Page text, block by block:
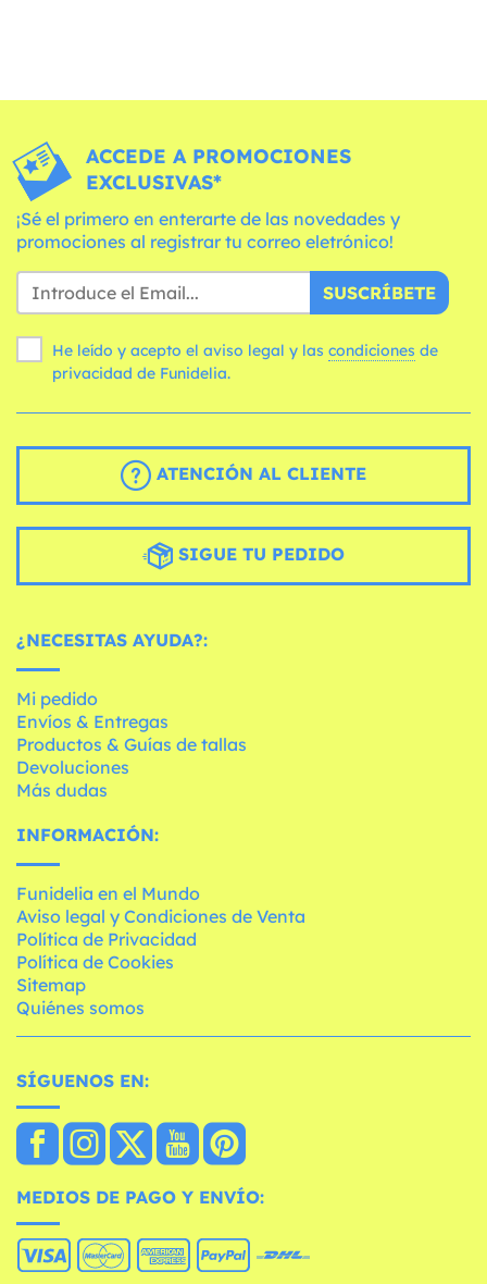
ACCEDE A PROMOCIONES
EXCLUSIVAS*
¡Sé el primero en enterarte de las novedades y
promociones al registrar tu correo eletrónico!
SUSCRÍBETE
He leído y acepto el aviso legal y las condiciones
privacidad de Funidelia.
ATENCIÓN AL CLIENTE
SIGUE TU PEDIDO
¿NECESITAS AYUDA?:
Mi pedido
Envíos & Entregas
Productos & Guías de tallas
Devoluciones
Más dudas
INFORMACIÓN:
Funidelia en el Mundo
Aviso legal y Condiciones de Venta
Política de Privacidad
Política de Cookies
Sitemap
Quiénes somos
SÍGUENOS EN:
MEDIOS DE PAGO Y ENVÍO: